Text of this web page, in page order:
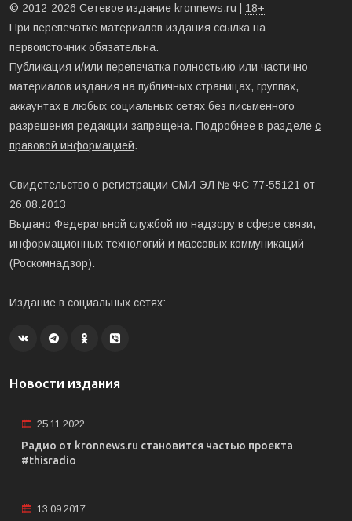
© 2012-2026 Сетевое издание kronnews.ru | 18+
При перепечатке материалов издания ссылка на
первоисточник обязательна.
Публикация и/или перепечатка полностьию или частично
материалов издания на публичных страницах, группах,
аккаунтах в любых социальных сетях без письменного
разрешения редакции запрещена. Подробнее в разделе с
правовой информацией.
Свидетельство о регистрации СМИ ЭЛ № ФС 77-55121 от
26.08.2013
Выдано Федеральной службой по надзору в сфере связи,
информационных технологий и массовых коммуникаций
(Роскомнадзор).
Издание в социальных сетях:
Новости издания
25.11.2022.
Радио от kronnews.ru становится частью проекта
#thisradio
13.09.2017.